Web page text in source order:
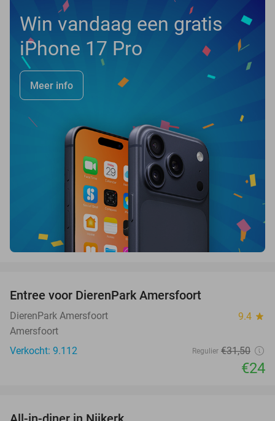
Win vandaag een gratis
iPhone 17 Pro
Meer info
Entree voor DierenPark Amersfoort
DierenPark Amersfoort 9.4 star
Amersfoort
Verkocht: 9.112
Regulier €31,50
€24